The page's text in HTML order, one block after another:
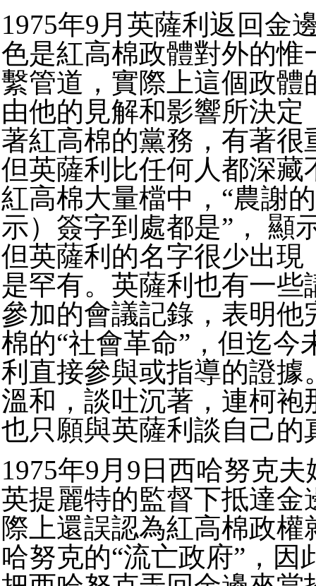
1975年9月英薩利返回金
色是紅高棉政體對外的惟
繫管道，實際上這個政體
由他的見解和影響所決定
著紅高棉的黨務，有著很
但英薩利比任何人都深藏
紅高棉大量檔中，“農謝
示）簽字到處都是”， 顯
但英薩利的名字很少出現
是罕有。英薩利也有一些
參加的會議記錄，表明他
棉的“社會革命”，但迄今
利直接參與或指導的證據
溫和，談吐沉著，連柯袍
也只願與英薩利談自己的
1975年9月9日西哈努克
英提麗特的監督下抵達金
際上還誤認為紅高棉政權
哈努克的“流亡政府”，因